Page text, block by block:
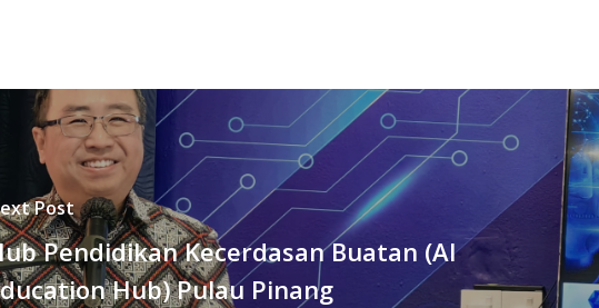
Post
Pendidikan Kecerdasan Buatan (AI
Hub) Pulau Pinang